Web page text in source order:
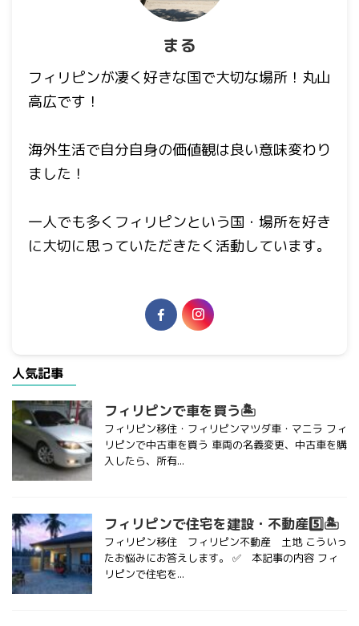
まる
フィリピンが凄く好きな国で大切な場所！丸山
高広です！
海外生活で自分自身の価値観は良い意味変わり
ました！
一人でも多くフィリピンという国・場所を好き
に大切に思っていただきたく活動しています。
人気記事
フィリピンで車を買う🏝
フィリピン移住・フィリピンマツダ車・マニラ フィ
リピンで中古車を買う 車両の名義変更、中古車を購
入したら、所有...
フィリピンで住宅を建設・不動産5️⃣🏝
フィリピン移住 フィリピン不動産 土地 こういっ
たお悩みにお答えします。 ✅ 本記事の内容 フィ
リピンで住宅を...